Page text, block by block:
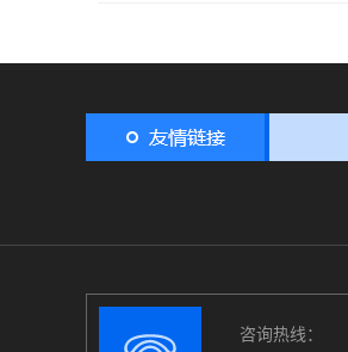
咨询热线：